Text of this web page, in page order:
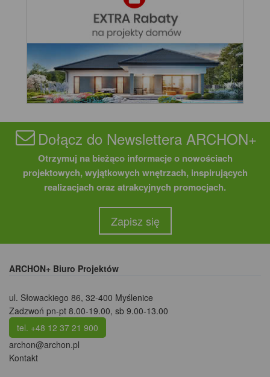
Dołącz do Newslettera ARCHON+
Otrzymuj na bieżąco informacje o nowościach
projektowych, wyjątkowych wnętrzach, inspirujących
realizacjach oraz atrakcyjnych promocjach.
Zapisz się
ARCHON+ Biuro Projektów
ul. Słowackiego 86, 32-400 Myślenice
Zadzwoń pn-pt 8.00-19.00, sb 9.00-13.00
tel. +48 12 37 21 900
archon@archon.pl
Kontakt